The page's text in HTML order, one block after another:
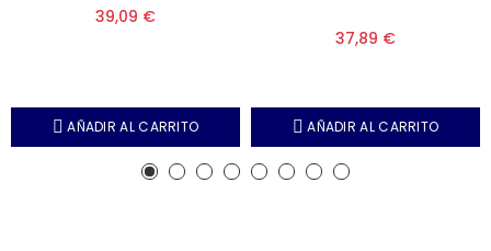
39,09 €
AÑADIR AL CARRITO
37,89 €
AÑADIR AL CARRITO